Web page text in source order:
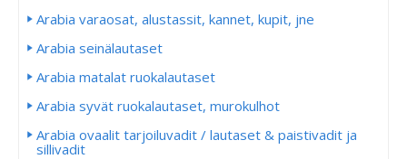
Arabia varaosat, alustassit, kannet, kupit, jne
Arabia seinälautaset
Arabia matalat ruokalautaset
Arabia syvät ruokalautaset, murokulhot
Arabia ovaalit tarjoiluvadit / lautaset & paistivadit ja
sillivadit